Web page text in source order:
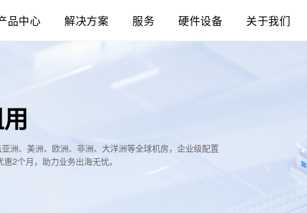
品中心 解决方案 服务 硬件设备 关于我们
洲、美洲、欧洲、非洲、大洋洲等全球机房，企业级配置
2个月，助力业务出海无忧。